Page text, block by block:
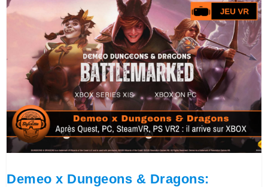
Demeo x Dungeons & Dragons: